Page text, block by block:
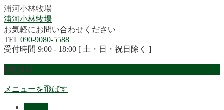
浦河小林牧場
浦河小林牧場
お気軽にお問い合わせください
TEL 090-9080-5588
受付時間 9:00 - 18:00 [ 土・日・祝日除く ]
MENU
メニューを飛ばす